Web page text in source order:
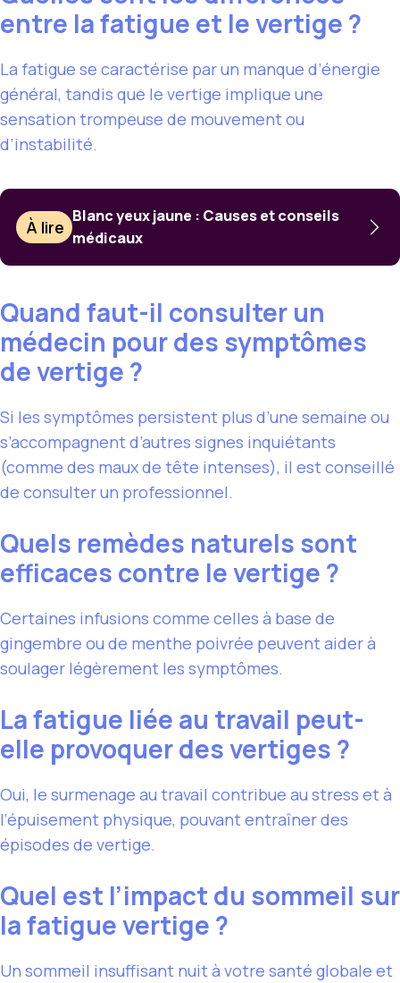
entre la fatigue et le vertige ?
La fatigue se caractérise par un manque d’énergie
général, tandis que le vertige implique une
sensation trompeuse de mouvement ou
d’instabilité.
À lire
Blanc yeux jaune : Causes et conseils
médicaux
Quand faut-il consulter un
médecin pour des symptômes
de vertige ?
Si les symptômes persistent plus d’une semaine ou
s’accompagnent d’autres signes inquiétants
(comme des maux de tête intenses), il est conseillé
de consulter un professionnel.
Quels remèdes naturels sont
efficaces contre le vertige ?
Certaines infusions comme celles à base de
gingembre ou de menthe poivrée peuvent aider à
soulager légèrement les symptômes.
La fatigue liée au travail peut-
elle provoquer des vertiges ?
Oui, le surmenage au travail contribue au stress et à
l’épuisement physique, pouvant entraîner des
épisodes de vertige.
Quel est l’impact du sommeil sur
la fatigue vertige ?
Un sommeil insuffisant nuit à votre santé globale et